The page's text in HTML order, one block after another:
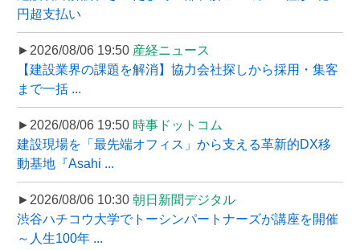
円超支払い
►2026/08/06 19:50 産経ニュース
【建設業界の課題を解消】協力会社探しから採用・集客
まで一括 ...
►2026/08/06 19:50 時事ドットコム
建設現場を「最先端オフィス」から支える革新的DX移
動基地『Asahi ...
►2026/08/06 10:30 朝日新聞デジタル
渋谷ハチコウ大学でトーシンパートナーズが講座を開催
～人生100年 ...